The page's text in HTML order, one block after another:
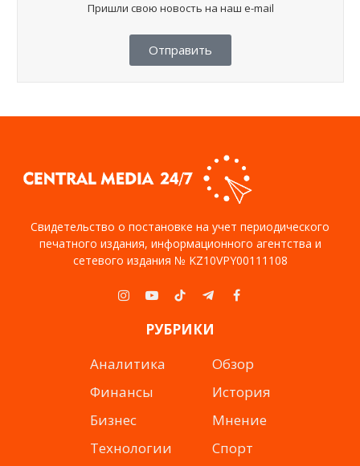
Пришли свою новость на наш e-mail
Отправить
Свидетельство о постановке на учет периодического
печатного издания, информационного агентства и
сетевого издания № KZ10VPY00111108
Instagram
YouTubeTikTokTelegramFacebook
РУБРИКИ
Аналитика
Финансы
Бизнес
Технологии
Обзор
История
Мнение
Спорт